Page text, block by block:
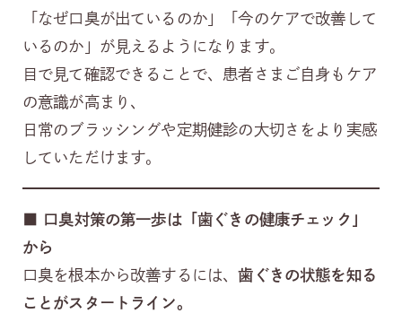
「なぜ口臭が出ているのか」「今のケアで改善して
いるのか」が見えるようになります。
目で見て確認できることで、患者さまご自身もケア
の意識が高まり、
日常のブラッシングや定期健診の大切さをより実感
していただけます。
口臭対策の第一歩は「歯ぐきの健康チェック」
から
口臭を根本から改善するには、歯ぐきの状態を知る
ことがスタートライン。